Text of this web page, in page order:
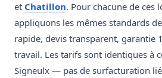
et Chatillon. Pour chacune de ces
appliquons les mêmes standards
rapide, devis transparent, garantie
travail. Les tarifs sont identiques à
Signeulx — pas de surfacturation